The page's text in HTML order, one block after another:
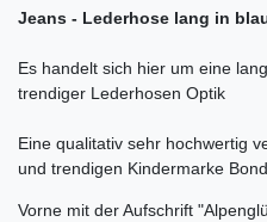
Jeans - Lederhose lang in
Es handelt sich hier um eine
trendiger Lederhosen Optik
Eine qualitativ sehr hochwertig
und trendigen Kindermarke
Vorne mit der Aufschrift